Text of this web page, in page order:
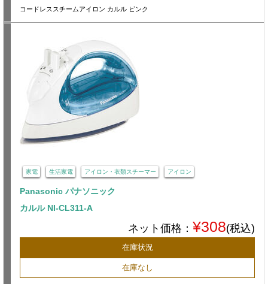
コードレススチームアイロン カルル ピンク
家電 生活家電 アイロン・衣類スチーマー アイロン
Panasonic パナソニック
カルル NI-CL311-A
ネット価格： ¥308(税込)
在庫状況
在庫なし